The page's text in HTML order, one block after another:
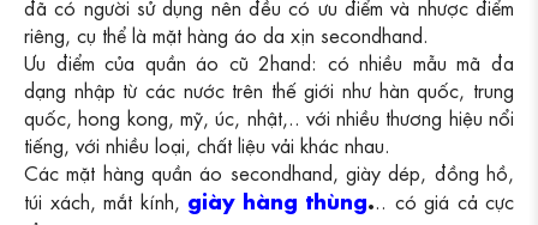
đã có người sử dụng nên đều có ưu điểm và nhược điểm
riêng, cụ thể là mặt hàng áo da xịn secondhand.
Ưu điểm của quần áo cũ 2hand: có nhiều mẫu mã đa
dạng nhập từ các nước trên thế giới như hàn quốc, trung
quốc, hong kong, mỹ, úc, nhật,.. với nhiều thương hiệu nổi
tiếng, với nhiều loại, chất liệu vải khác nhau.
Các mặt hàng quần áo secondhand, giày dép, đồng hồ,
túi xách, mắt kính, giày hàng thùng. .. có giá cả cực